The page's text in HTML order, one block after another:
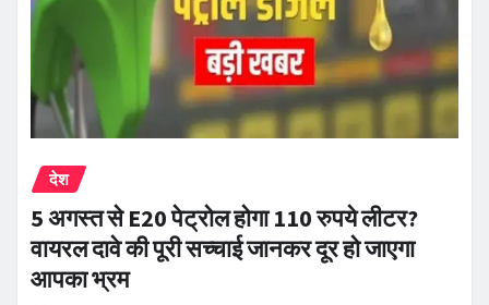
देश
5 अगस्त से E20 पेट्रोल होगा 110 रुपये लीटर?
वायरल दावे की पूरी सच्चाई जानकर दूर हो जाएगा
आपका भ्रम